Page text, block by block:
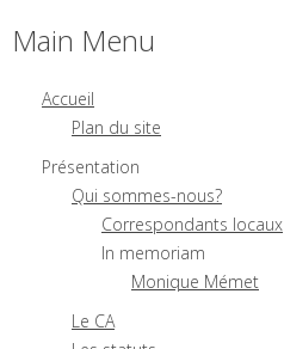
Main Menu
Accueil
Plan du site
Présentation
Qui sommes-nous?
Correspondants locaux
In memoriam
Monique Mémet
Le CA